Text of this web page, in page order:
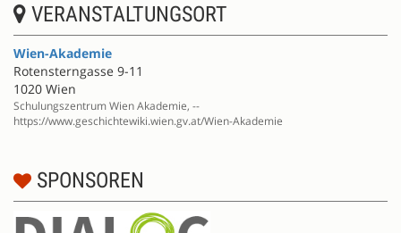
VERANSTALTUNGSORT
Wien-Akademie
Rotensterngasse 9-11
1020 Wien
Schulungszentrum Wien Akademie, --
https://www.geschichtewiki.wien.gv.at/Wien-Akademie
SPONSOREN